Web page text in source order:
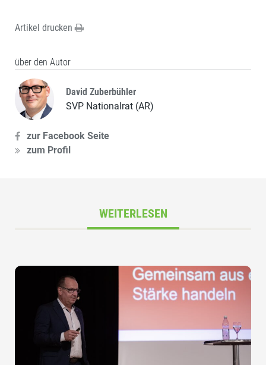
Artikel drucken
über den Autor
David Zuberbühler
SVP Nationalrat (AR)
zur Facebook Seite
zum Profil
WEITERLESEN